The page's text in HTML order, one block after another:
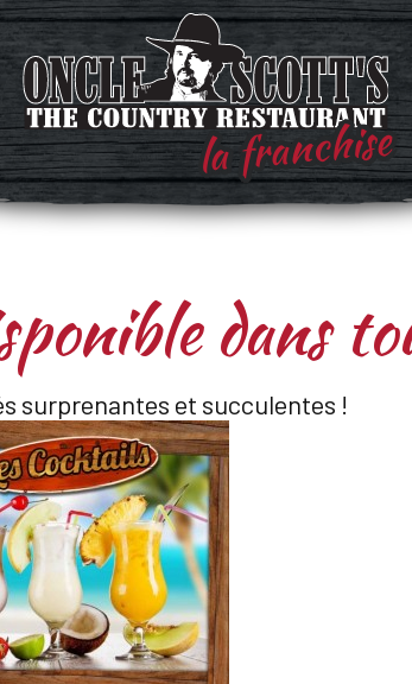
la franchise
dans
surprenantes et succulentes !